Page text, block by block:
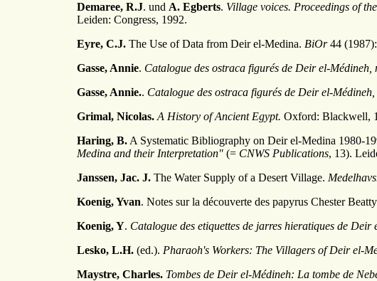
Demaree, R.J. und A. Egberts. Village voices. Proceedings of
Leiden: Congress, 1992.
Eyre, C.J. The Use of Data from Deir el-Medina. BiOr44
Gasse, Annie. Catalogue des ostraca figurés de Deir el-Médineh,
Gasse, Annie.. Catalogue des ostraca figurés de Deir el-Médineh,
Grimal, Nicolas. A History of Ancient Egypt. Oxford: Blackwell,
Haring, B. A Systematic Bibliography on Deir el-Medina 1980-
Medina and their Interpretation" (= CNWS Publications, 13).
Janssen, Jac. J. The Water Supply of a Desert Village.
Koenig, Yvan. Notes sur la découverte des papyrus Chester
Koenig, Y. Catalogue des etiquettes de jarres hieratiques de Deir
Lesko, L.H. (ed.). Pharaoh's Workers: The Villagers of Deir el-
Maystre, Charles. Tombes de Deir el-Médineh: La tombe de